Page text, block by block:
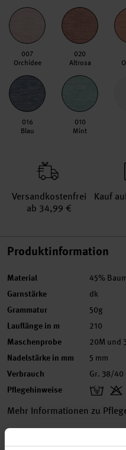
007
Orchidee
020
Altrosa
016
Blau
010
Mint
Versand­kosten­frei
ab 34,99 €
Kauf
Produktinformation
Material 45%
Garnstärke dk
Grammatur 50g
Lauflänge in m 210
Maschenprobe 20M und
Nadelstärke in mm 5 mm
Verbrauch Gr. 38/40
Pflegehinweise
Mehr Informationen zu